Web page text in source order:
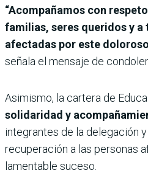
“Acompañamos con
familias, seres queridos y a
afectadas por este
señala el mensaje de
Asimismo, la cartera de
solidaridad y
integrantes de la delegación
recuperación a las personas
lamentable suceso.